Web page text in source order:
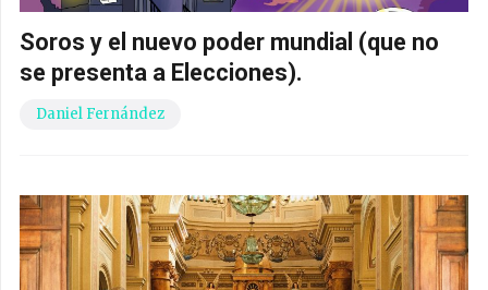
Soros y el nuevo poder mundial (que no
se presenta a Elecciones).
Daniel Fernández